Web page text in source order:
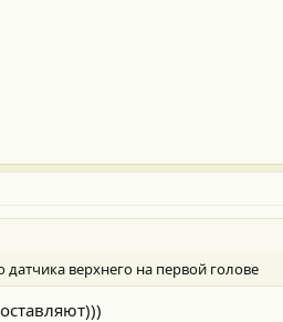
верхнего на первой голове